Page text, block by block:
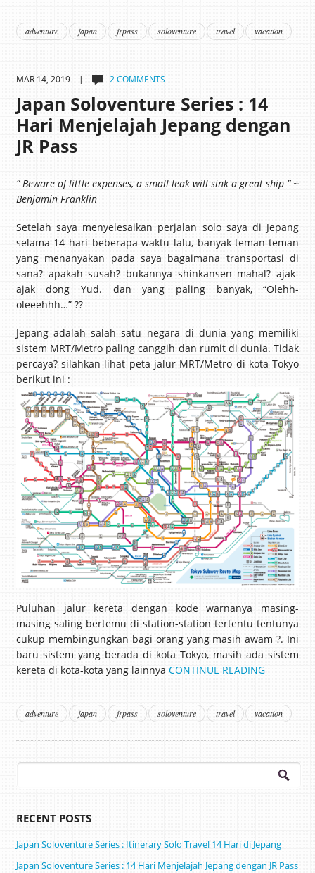
adventure japan jrpass soloventure travel vacation
MAR 14, 2019 | 2 COMMENTS
Japan Soloventure Series : 14
Hari Menjelajah Jepang dengan
JR Pass
” Beware of little expenses, a small leak will sink a great ship ” ~
Benjamin Franklin
Setelah saya menyelesaikan perjalan solo saya di Jepang
selama 14 hari beberapa waktu lalu, banyak teman-teman
yang menanyakan pada saya bagaimana transportasi di
sana? apakah susah? bukannya shinkansen mahal? ajak-
ajak dong Yud. dan yang paling banyak, “Olehh-
oleeehhh…” ??
Jepang adalah salah satu negara di dunia yang memiliki
sistem MRT/Metro paling canggih dan rumit di dunia. Tidak
percaya? silahkan lihat peta jalur MRT/Metro di kota Tokyo
berikut ini :
Puluhan jalur kereta dengan kode warnanya masing-
masing saling bertemu di station-station tertentu tentunya
cukup membingungkan bagi orang yang masih awam ?. Ini
baru sistem yang berada di kota Tokyo, masih ada sistem
kereta di kota-kota yang lainnya CONTINUE READING
adventure japan jrpass soloventure travel vacation
Search
RECENT POSTS
Japan Soloventure Series : Itinerary Solo Travel 14 Hari di Jepang ​
Japan Soloventure Series : 14 Hari Menjelajah Jepang dengan JR Pass